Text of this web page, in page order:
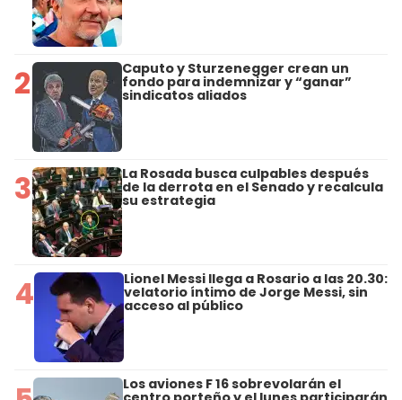
2 Caputo y Sturzenegger crean un
fondo para indemnizar y “ganar”
sindicatos aliados
3 La Rosada busca culpables después
de la derrota en el Senado y recalcula
su estrategia
4 Lionel Messi llega a Rosario a las 20.30:
velatorio íntimo de Jorge Messi, sin
acceso al público
Los aviones F 16 sobrevolarán el